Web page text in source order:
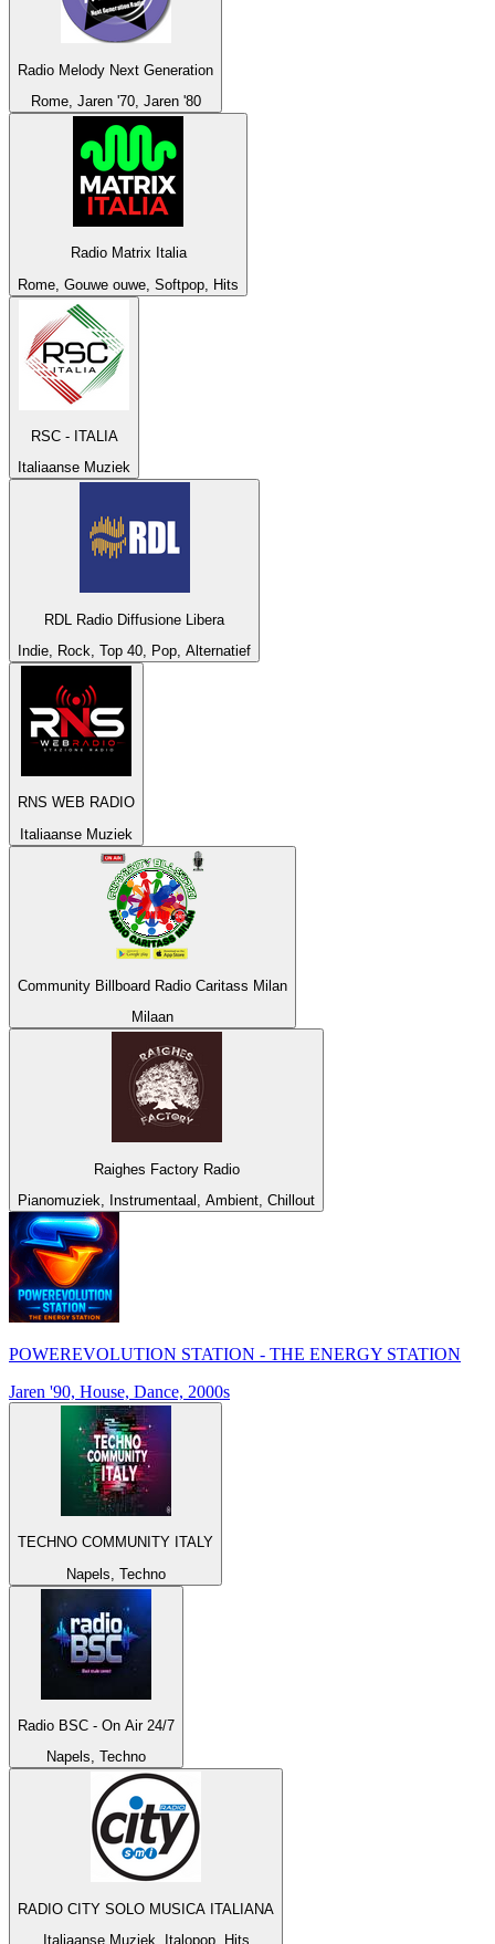
Radio Melody Next Generation
Rome, Jaren '70, Jaren '80
Radio Matrix Italia
Rome, Gouwe ouwe, Softpop, Hits
RSC - ITALIA
Italiaanse Muziek
RDL Radio Diffusione Libera
Indie, Rock, Top 40, Pop, Alternatief
RNS WEB RADIO
Italiaanse Muziek
Community Billboard Radio Caritass Milan
Milaan
Raighes Factory Radio
Pianomuziek, Instrumentaal, Ambient, Chillout
POWEREVOLUTION STATION - THE ENERGY STATION
Jaren '90, House, Dance, 2000s
TECHNO COMMUNITY ITALY
Napels, Techno
Radio BSC - On Air 24/7
Napels, Techno
RADIO CITY SOLO MUSICA ITALIANA
Italiaanse Muziek, Italopop, Hits